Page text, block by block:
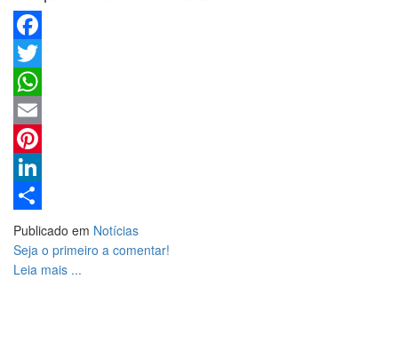
Facebook
Twitter
WhatsApp
Email
Pinterest
LinkedIn
Share
Publicado em Notícias
Seja o primeiro a comentar!
Leia mais ...